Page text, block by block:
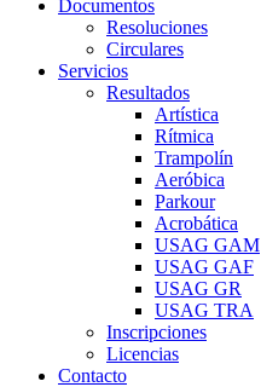
Documentos
Resoluciones
Circulares
Servicios
Resultados
Artística
Rítmica
Trampolín
Aeróbica
Parkour
Acrobática
USAG GAM
USAG GAF
USAG GR
USAG TRA
Inscripciones
Licencias
Contacto